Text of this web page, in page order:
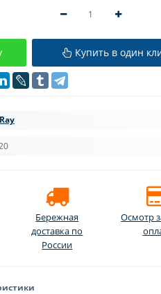
Купить в один
Бережная
доставка по
России
Осмотр